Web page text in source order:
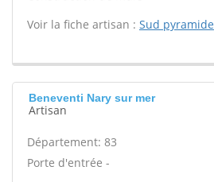
Voir la fiche artisan : Sud pyramide
Beneventi Nary sur mer
Artisan
Département: 83
Porte d'entrée -